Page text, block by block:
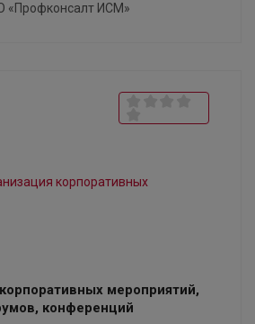
«Профконсалт ИСМ»
мероприятий,
конференций